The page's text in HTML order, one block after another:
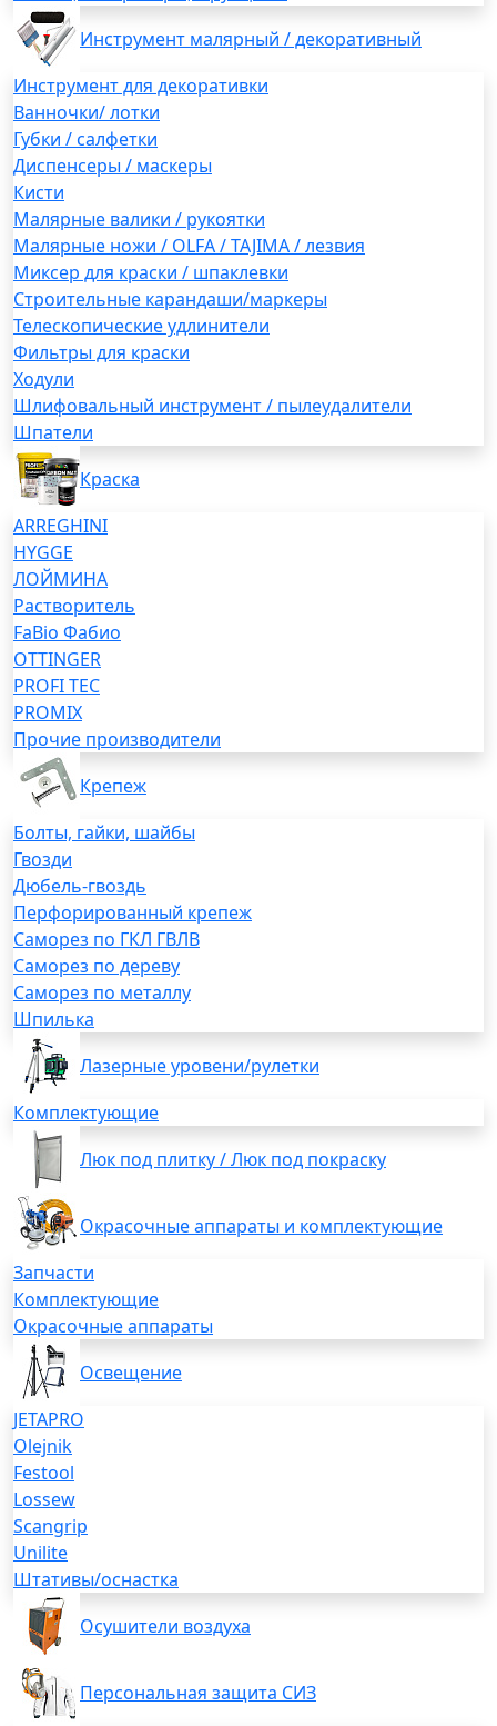
Инструмент малярный / декоративный
Инструмент для декоративки
Ванночки/ лотки
Губки / салфетки
Диспенсеры / маскеры
Кисти
Малярные валики / рукоятки
Малярные ножи / OLFA / TAJIMA / лезвия
Миксер для краски / шпаклевки
Строительные карандаши/маркеры
Телескопические удлинители
Фильтры для краски
Ходули
Шлифовальный инструмент / пылеудалители
Шпатели
Краска
ARREGHINI
HYGGE
ЛОЙМИНА
Растворитель
FaBio Фабио
OTTINGER
PROFI TEC
PROMIX
Прочие производители
Крепеж
Болты, гайки, шайбы
Гвозди
Дюбель-гвоздь
Перфорированный крепеж
Саморез по ГКЛ ГВЛВ
Саморез по дереву
Саморез по металлу
Шпилька
Лазерные уровени/рулетки
Комплектующие
Люк под плитку / Люк под покраску
Окрасочные аппараты и комплектующие
Запчасти
Комплектующие
Окрасочные аппараты
Освещение
JETAPRO
Olejnik
Festool
Lossew
Scangrip
Unilite
Штативы/оснастка
Осушители воздуха
Персональная защита СИЗ